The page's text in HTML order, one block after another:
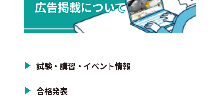
試験・講習・イベント情報
合格発表